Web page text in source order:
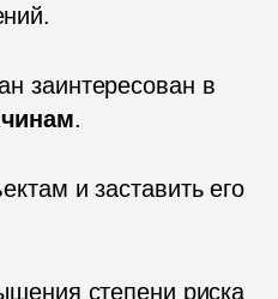
заинтересован в
.
и заставить его
степени риска